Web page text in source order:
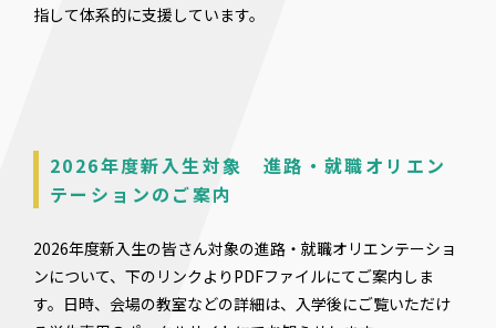
指して体系的に支援しています。
2026年度新入生対象 進路・就職オリエン
テーションのご案内
2026年度新入生の皆さん対象の進路・就職オリエンテーショ
ンについて、下のリンクよりPDFファイルにてご案内しま
す。日時、会場の教室などの詳細は、入学後にご覧いただけ